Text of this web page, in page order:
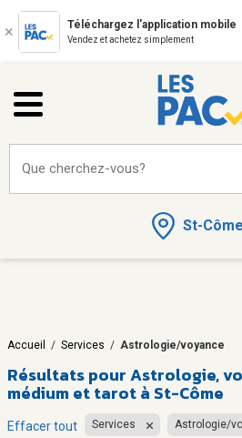
Téléchargez l'application mobile
Vendez et achetez simplement
St-Côme
Que cherchez-vous?
Accueil / Services / Astrologie/voyance
Résultats pourAstrologie,
médium et tarot à St-Côme
Effacer tout Services Astrologie/